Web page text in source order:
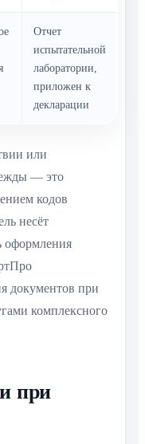
Отчет
испытательной
лаборатории,
приложен к
декларации
или
— это
кодов
несёт
оформления
документов при
комплексного
при